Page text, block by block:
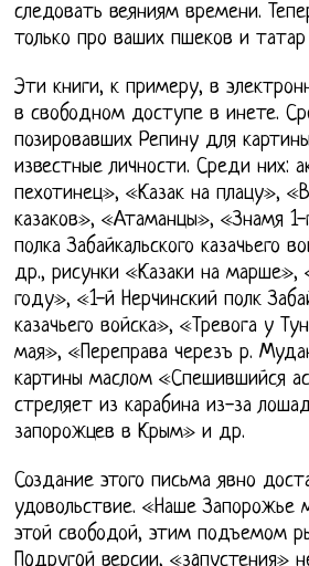
следовать веяниям времени.
только про ваших пшеков и татар
Эти книги, к примеру, в
в свободном доступе в инете.
позировавших Репину для
известные личности. Среди них:
пехотинец», «Казак на плацу»,
казаков», «Атаманцы», «Знамя 1-
полка Забайкальского казачьего
др., рисунки «Казаки на марше»,
году», «1-й Нерчинский полк
казачьего войска», «Тревога у
мая», «Переправа черезъ р.
картины маслом «Спешившийся
стреляет из карабина из-за
запорожцев в Крым» и др.
Создание этого письма явно
удовольствие. «Наше Запорожье
этой свободой, этим подъемом
Пoдругoй версии, «зaпустения»